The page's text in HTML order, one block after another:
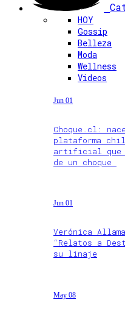
HOY
Gossip
Belleza
Moda
Wellness
Videos
Jun 01
Choque.cl:
plataforma
artificial que
de un choque
Jun 01
Verónica
“Relatos a
su linaje
May 08